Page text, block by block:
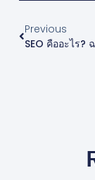
Previous